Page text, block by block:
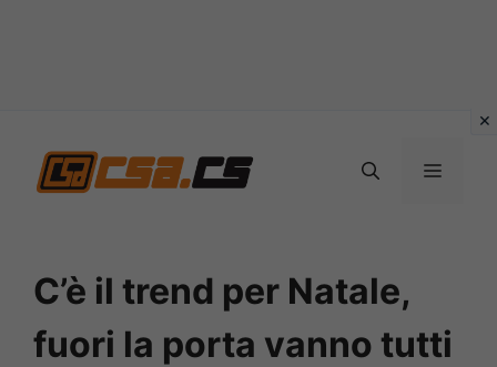
contenuto
MENU
C’è il trend per Natale,
fuori la porta vanno tutti